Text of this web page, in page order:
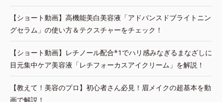
【ショート動画】高機能美白美容液「アドバンスドブライトニン
グセラム」の使い方＆テクスチャーをチェック！
【ショート動画】レチノール配合*1でハリ感みなぎるまなざしに
目元集中ケア美容液「レチフォーカスアイクリーム」を解説！
【教えて！美容のプロ】初心者さん必見！眉メイクの超基本を動
画で解説！